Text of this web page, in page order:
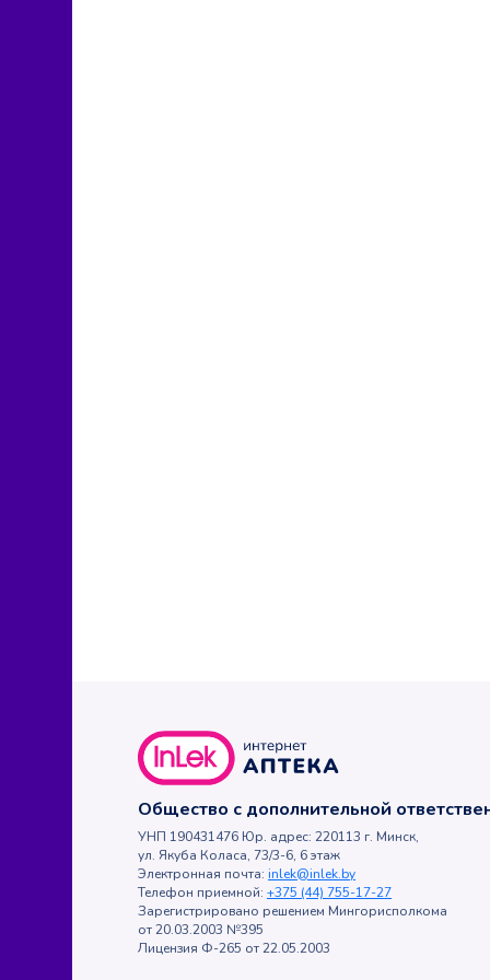
Общество с дополнительной
УНП 190431476 Юр. адрес: 220113 г. Минск,
ул. Якуба Коласа, 73/3-6, 6 этаж
Электронная почта: inlek@inlek.by
Телефон приемной: +375 (44) 755-17-27
Зарегистрировано решением Мингорисполкома
от 20.03.2003 №395
Лицензия Ф-265 от 22.05.2003